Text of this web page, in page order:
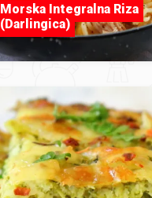
Morska Integralna Riza
(Darlingica)